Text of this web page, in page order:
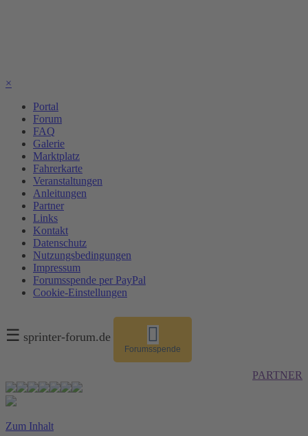
×
Portal
Forum
FAQ
Galerie
Marktplatz
Fahrerkarte
Veranstaltungen
Anleitungen
Partner
Links
Kontakt
Datenschutz
Nutzungsbedingungen
Impressum
Forumsspende per PayPal
Cookie-Einstellungen
☰ sprinter-forum.de
Forumsspende
PARTNER
Zum Inhalt